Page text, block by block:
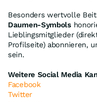
Besonders wertvolle
Daumen-Symbols
Lieblingsmitglieder
Profilseite) abonnieren,
sein.
Weitere Social Media
Facebook
Twitter